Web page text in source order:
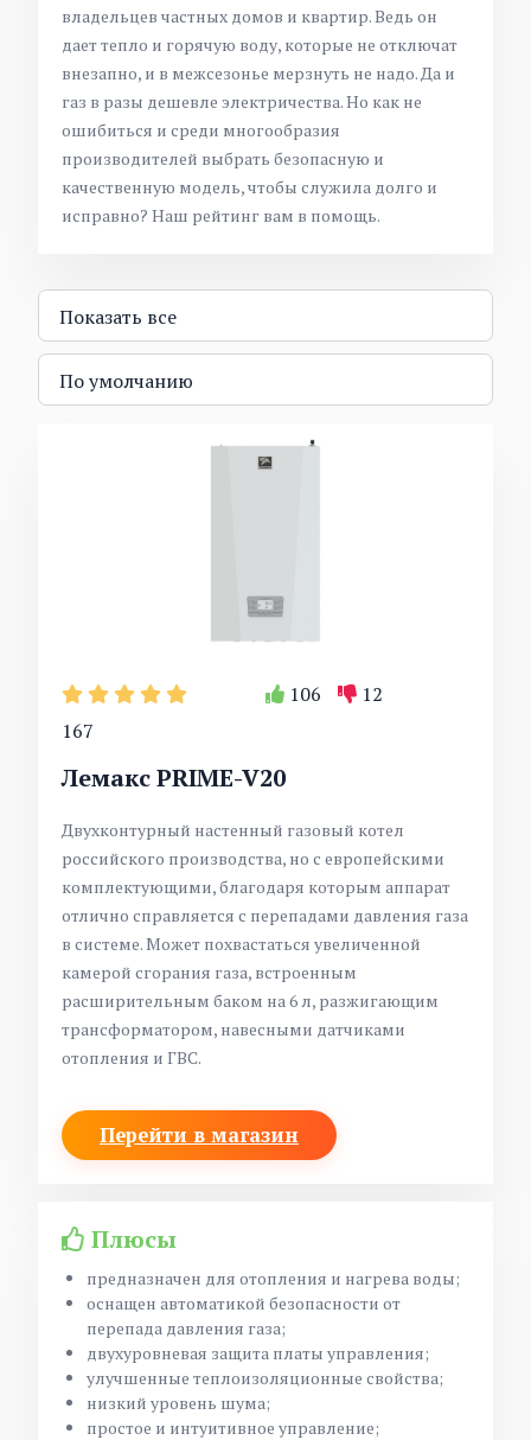
владельцев частных домов и квартир. Ведь он
дает тепло и горячую воду, которые не отключат
внезапно, и в межсезонье мерзнуть не надо. Да и
газ в разы дешевле электричества. Но как не
ошибиться и среди многообразия
производителей выбрать безопасную и
качественную модель, чтобы служила долго и
исправно? Наш рейтинг вам в помощь.
167
106 12
Лемакс PRIME-V20
Двухконтурный настенный газовый котел
российского производства, но с европейскими
комплектующими, благодаря которым аппарат
отлично справляется с перепадами давления газа
в системе. Может похвастаться увеличенной
камерой сгорания газа, встроенным
расширительным баком на 6 л, разжигающим
трансформатором, навесными датчиками
отопления и ГВС.
Перейти в магазин
Плюсы
предназначен для отопления и нагрева воды;
оснащен автоматикой безопасности от
перепада давления газа;
двухуровневая защита платы управления;
улучшенные теплоизоляционные свойства;
низкий уровень шума;
простое и интуитивное управление;